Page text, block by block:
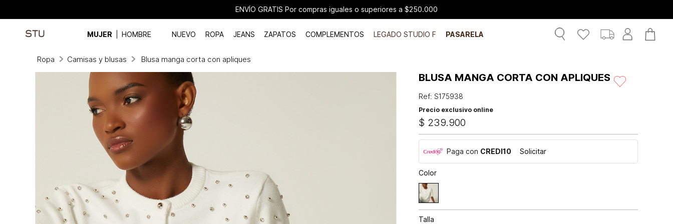
ENVÍO GRATIS Por compras iguales o superiores a $250.000
MUJER HOMBRE NUEVO ROPA JEANS ZAPATOS COMPLEMENTOS LEGADO STUDIO F PASARELA
Ropa Camisas y blusas Blusa manga corta con apliques
BLUSA MANGA CORTA CON APLIQUES
Ref:S175938
Precio exclusivo online
$ 239.900
Paga con CREDI10 Solicitar
Color
Talla